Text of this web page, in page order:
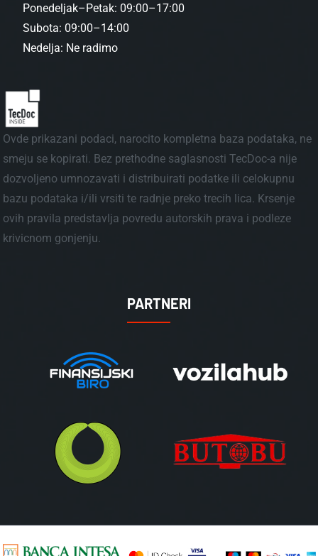
Ponedeljak–Petak: 09:00–17:00
Subota: 09:00–14:00
Nedelja: Ne radimo
Ovde prikazani podaci, narocito kompletna baza podataka, ne
smeju se kopirati. Bez prethodne saglasnosti TecDoc-a nije
dozvoljeno umnozavati i distribuirati podatke ili celokupnu
bazu podataka i/ili vrsiti te radnje preko trecih lica. Krsenje
ovih pravila predstavlja povredu autorskih prava i podleze
krivicnom gonjenju.
PARTNERI